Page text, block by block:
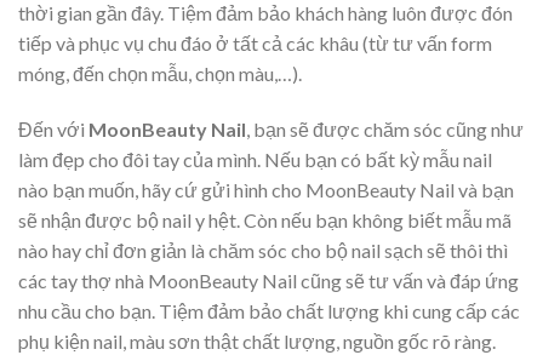
thời gian gần đây. Tiệm đảm bảo khách hàng luôn được đón
tiếp và phục vụ chu đáo ở tất cả các khâu (từ tư vấn form
móng, đến chọn mẫu, chọn màu,…).
Đến với MoonBeauty Nail, bạn sẽ được chăm sóc cũng như
làm đẹp cho đôi tay của mình. Nếu bạn có bất kỳ mẫu nail
nào bạn muốn, hãy cứ gửi hình cho MoonBeauty Nail và bạn
sẽ nhận được bộ nail y hệt. Còn nếu bạn không biết mẫu mã
nào hay chỉ đơn giản là chăm sóc cho bộ nail sạch sẽ thôi thì
các tay thợ nhà MoonBeauty Nail cũng sẽ tư vấn và đáp ứng
nhu cầu cho bạn. Tiệm đảm bảo chất lượng khi cung cấp các
phụ kiện nail, màu sơn thật chất lượng, nguồn gốc rõ ràng.